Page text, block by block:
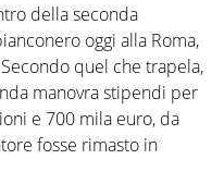
della seconda
oggi alla Roma,
quel che trapela,
manovra stipendi per
e 700 mila euro, da
fosse rimasto in